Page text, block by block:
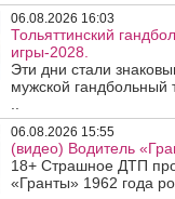
06.08.2026 16:03
Тольяттинский
игры-2028.
Эти дни стали
мужской гандбольный
06.08.2026 15:55
(видео) Водитель
18+ Страшное ДТП
«Гранты» 1962 года